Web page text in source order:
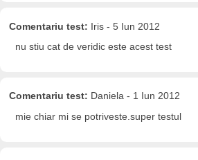
Comentariu test: Iris - 5 Iun 2012
nu stiu cat de veridic este acest test
Comentariu test: Daniela - 1 Iun 2012
mie chiar mi se potriveste.super testul